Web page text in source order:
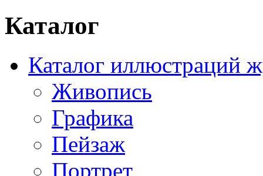
Каталог
Каталог иллюстраций
Живопись
Графика
Пейзаж
Портрет